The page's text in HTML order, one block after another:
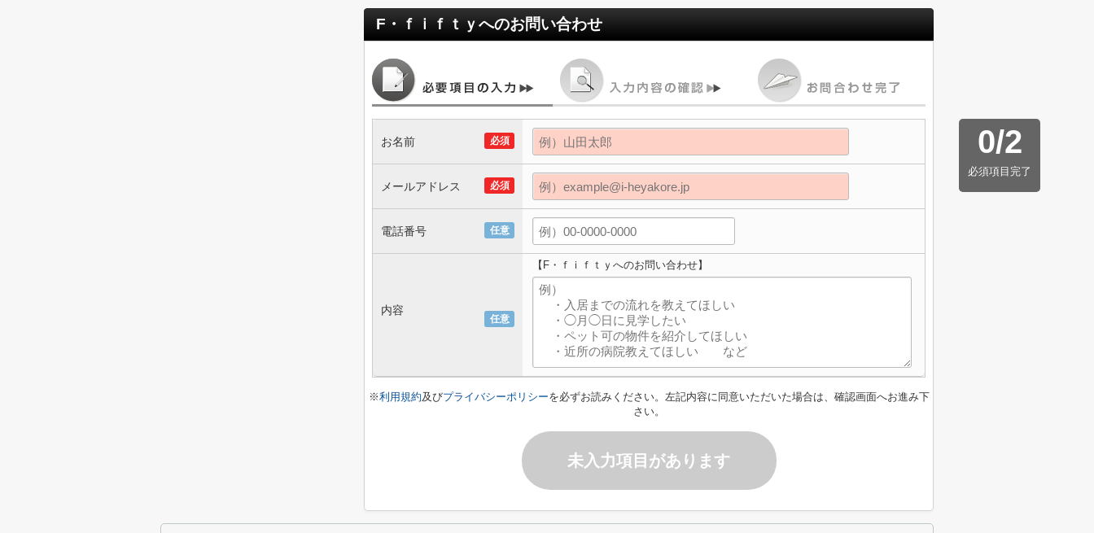
F・ｆｉｆｔｙへのお問い合わせ
0/2
必須項目完了
必須
お名前
必須
メールアドレス
任意
電話番号
任意
内容
【F・ｆｉｆｔｙへのお問い合わせ】
※利用規約及びプライバシーポリシーを必ずお読みください。左記内容に同意いただいた場合は、確認画面へお進み下
さい。
未入力項目があります